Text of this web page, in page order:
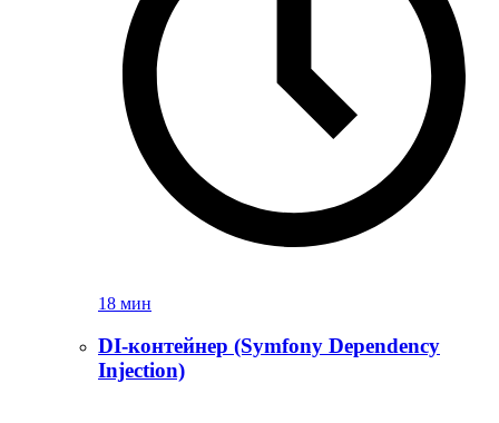
18 мин
DI-контейнер (Symfony Dependency
Injection)